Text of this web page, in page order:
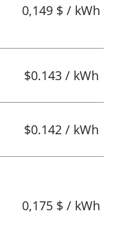
0,149 $ / kWh
$0.143 / kWh
$0.142 / kWh
0,175 $ / kWh